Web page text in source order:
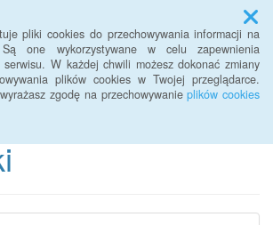
pliki cookies do przechowywania informacji na
one wykorzystywane w celu zapewnienia
serwisu. W każdej chwili możesz dokonać zmiany
plików cookies w Twojej przeglądarce.
zgodę na przechowywanieplików cookies
Menu
Terapii
Piotrków